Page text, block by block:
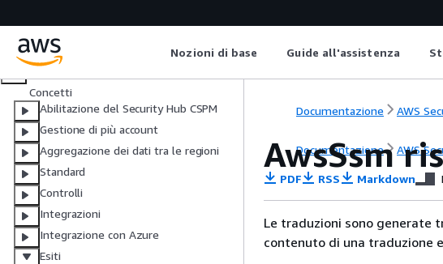
Nozioni di base Guide all'assistenza
AWS Security Hub
AWS Security Hub CSPM
Concetti
Abilitazione del Security Hub CSPM
Gestione di più account
Aggregazione dei dati tra le regioni
Standard
Controlli
Integrazioni
Integrazione con Azure
Esiti
Documentazione AWS
Documentazione AWS
AwsSsm
PDF RSS Markdown
Le traduzioni sono generate
contenuto di una traduzione